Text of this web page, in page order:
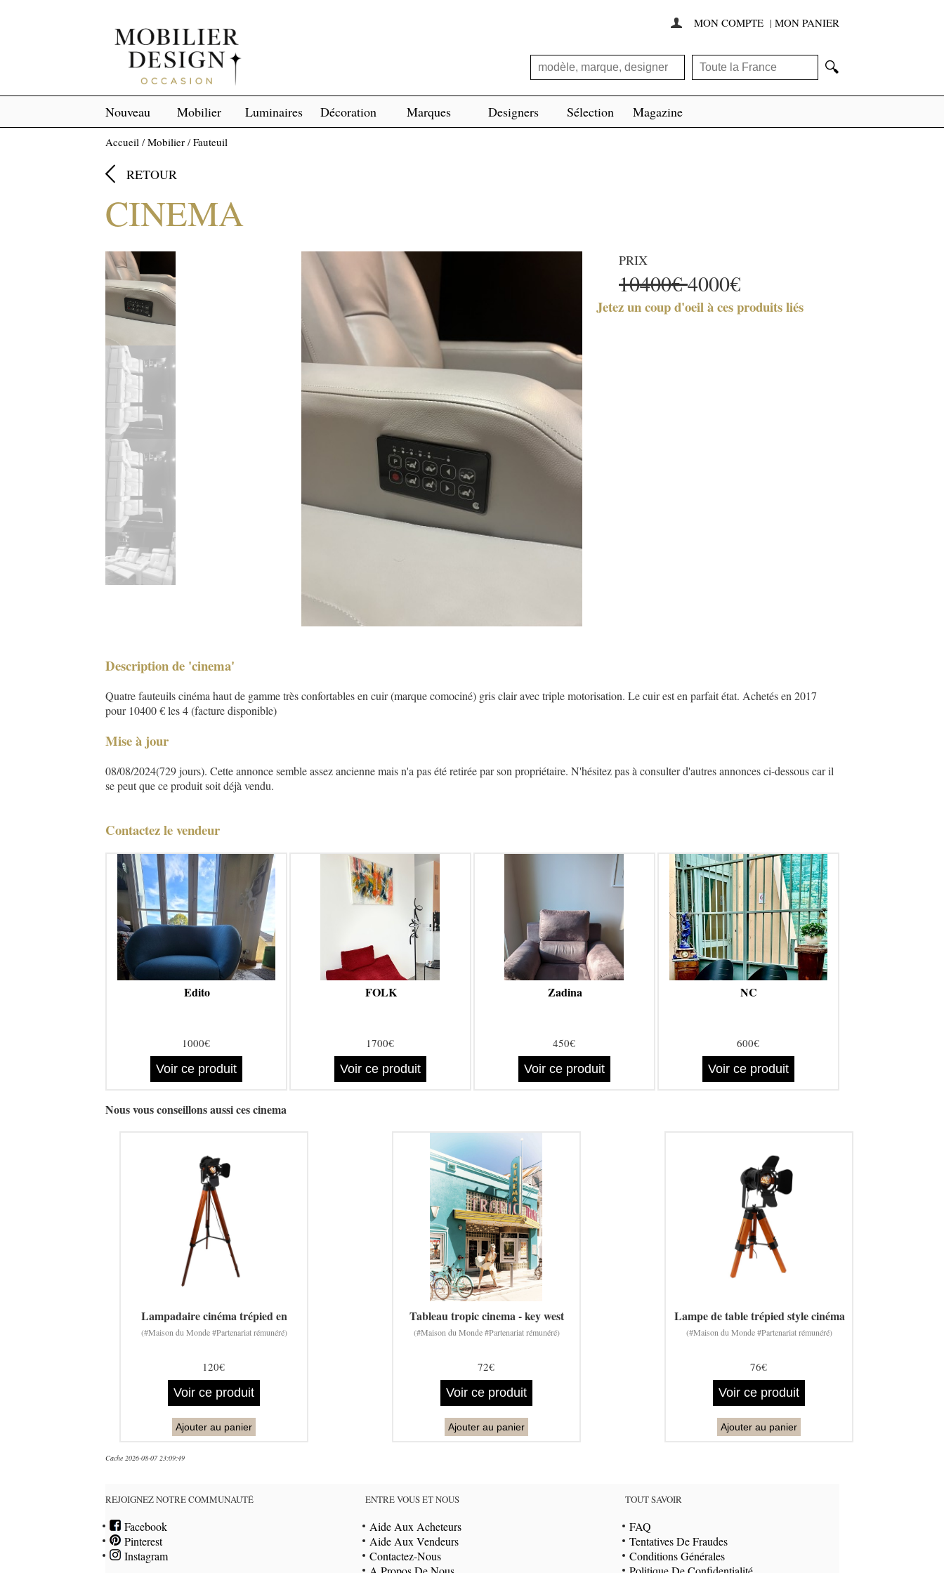
 MON COMPTE | MON PANIER
🔍
Nouveau Mobilier Luminaires Décoration Marques Designers Sélection Magazine
Accueil/Mobilier/Fauteuil
 RETOUR
CINEMA
PRIX
10400€4000€
Description de 'cinema'
Quatre fauteuils cinéma haut de gamme très confortables en cuir (marque comociné) gris clair avec triple motorisation. Le cuir est en parfait état. Achetés en 2017
pour 10400 € les 4 (facture disponible)
Mise à jour
08/08/2024(729 jours). Cette annonce semble assez ancienne mais n'a pas été retirée par son propriétaire. N'hésitez pas à consulter d'autres annonces ci-dessous car il
se peut que ce produit soit déjà vendu.
Contactez le vendeur
Jetez un coup d'oeil à ces produits liés
Edito
1000€
Voir ce produit
FOLK
1700€
Voir ce produit
Zadina
450€
Voir ce produit
NC
600€
Voir ce produit
Nous vous conseillons aussi ces cinema
Lampadaire cinéma trépied en
(#Maison du Monde #Partenariat rémunéré)
120€
Voir ce produit
Ajouter au panier
Tableau tropic cinema - key west
(#Maison du Monde #Partenariat rémunéré)
72€
Voir ce produit
Ajouter au panier
Lampe de table trépied style cinéma
(#Maison du Monde #Partenariat rémunéré)
76€
Voir ce produit
Ajouter au panier
Cache 2026-08-07 23:09:49
REJOIGNEZ NOTRE COMMUNAUTÉ
Facebook
Pinterest
Instagram
ENTRE VOUS ET NOUS
Aide Aux Acheteurs
Aide Aux Vendeurs
Contactez-Nous
TOUT SAVOIR
FAQ
Tentatives De Fraudes
Conditions Générales